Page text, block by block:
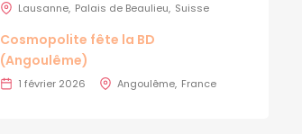
Lausanne Palais de Beaulieu Suisse
Cosmopolite fête la BD
(Angoulême)
1 février 2026 Angoulême France